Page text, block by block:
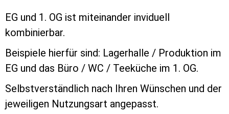
EG und 1. OG ist miteinander inviduell
kombinierbar.
Beispiele hierfür sind: Lagerhalle / Produktion im
EG und das Büro / WC / Teeküche im 1. OG.
Selbstverständlich nach Ihren Wünschen und der
jeweiligen Nutzungsart angepasst.